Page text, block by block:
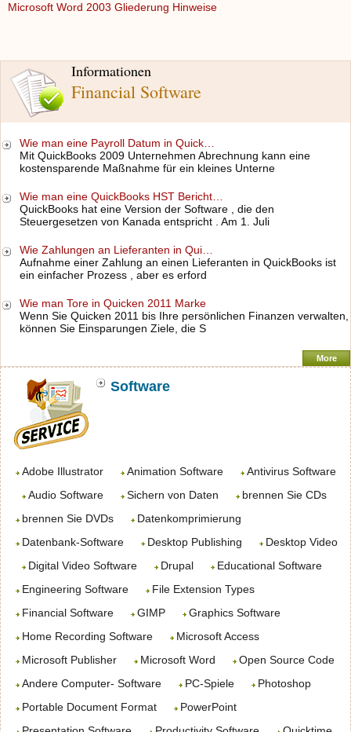
Informationen
Financial Software
Wie man eine Payroll Datum in Quick…
Mit QuickBooks 2009 Unternehmen Abrechnung kann eine
kostensparende Maßnahme für ein kleines Unterne
Wie man eine QuickBooks HST Bericht…
QuickBooks hat eine Version der Software , die den
Steuergesetzen von Kanada entspricht . Am 1. Juli
Wie Zahlungen an Lieferanten in Qui…
Aufnahme einer Zahlung an einen Lieferanten in QuickBooks ist
ein einfacher Prozess , aber es erford
Wie man Tore in Quicken 2011 Marke
Wenn Sie Quicken 2011 bis Ihre persönlichen Finanzen verwalten,
können Sie Einsparungen Ziele, die S
More
Software
Adobe Illustrator Animation Software
Antivirus Software
Audio Software
Sichern von Daten
brennen Sie CDs
brennen Sie DVDs
Datenkomprimierung
Datenbank-Software
Desktop Publishing
Desktop Video
Digital Video Software
Drupal
Educational Software
Engineering Software
File Extension Types
Financial Software
GIMP
Graphics Software
Home Recording Software
Microsoft Access
Microsoft Publisher
Microsoft Word
Open Source Code
Andere Computer- Software
PC-Spiele
Photoshop
Portable Document Format
PowerPoint
Microsoft Word 2003 Gliederung Hinweise